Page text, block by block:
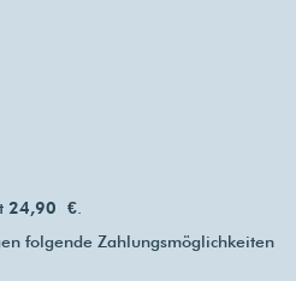
24,90 €
folgende Zahlungsmöglichkeiten